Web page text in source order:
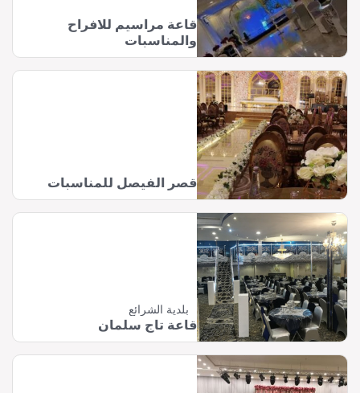
قاعة مراسيم للافراح
والمناسبات
قصر الفيصل للمناسبات
بلدية الشرائع
قاعة تاج سلمان